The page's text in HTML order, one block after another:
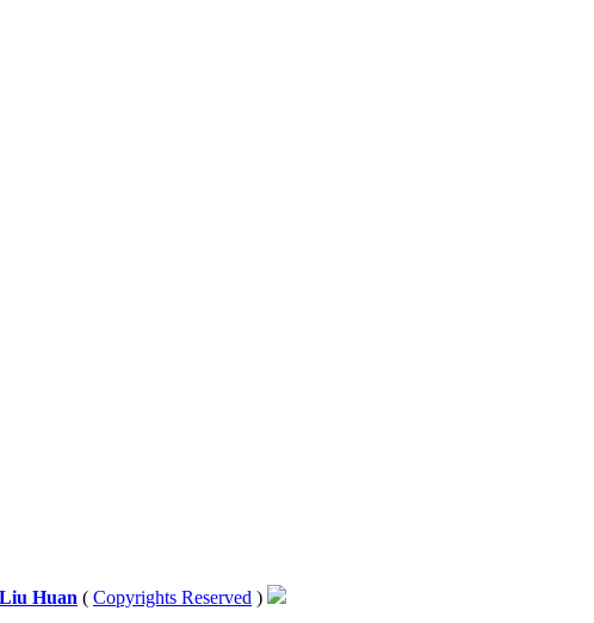
Liu Huan ( Copyrights Reserved )